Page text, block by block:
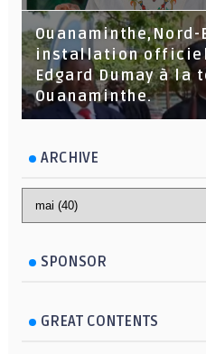
installation
Edgard Dumay à la
Ouanaminthe.
ARCHIVE
SPONSOR
GREAT CONTENTS